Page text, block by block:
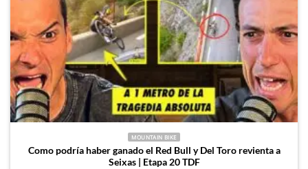
MOUNTAIN BIKE
Como podría haber ganado el Red Bull y Del Toro revienta a
Seixas | Etapa 20 TDF